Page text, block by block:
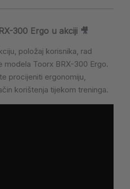
300 Ergo u akciji 🎥
položaj korisnika, rad
modela Toorx BRX-300 Ergo.
procijeniti ergonomiju,
korištenja tijekom treninga.